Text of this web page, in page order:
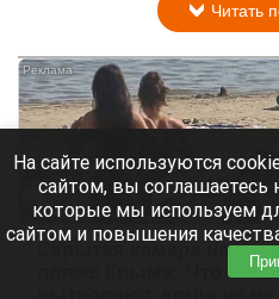
Читать
Скрытая камера на
пляже Крыма: Что
На сайте используются
сайтом, вы соглашаетесь
которые мы используем
сайтом и повышения